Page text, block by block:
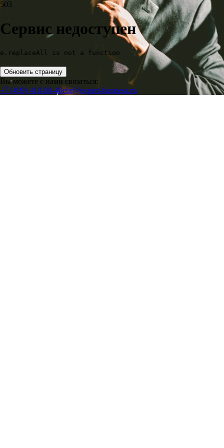
503
Сервис недоступен
e.replaceAll is not a function
Обновить страницу
Вы можете с нами связаться:
+7 (499) 418-00-40ebr@expert-business.ru